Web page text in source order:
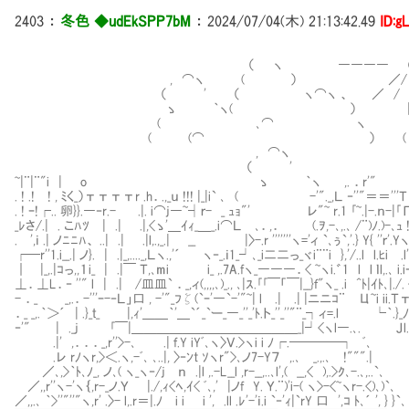
2403 ： 冬色 ◆udEkSPP7bM ： 2024/07/04(木) 21:13:42.49
（ ヽ ―――― ○
, ⌒ヽ ( ） ／/ |
（ ' （ ヽ⌒ヽ 、 ／ / |
ゝ ｀ヽ( ） | (⌒
( ､⌒ ヽ （
( (⌒ ） (
, ⌒ヽ
（ ' .ｒ
~|¨|¨"i | o ゝ ｀ヽ ,. ．r'"
. ! .! ! , ﾐく_）ттттr .h．.,_ｕ !!! |_|i` ､ ( -'"._,Ｌ ‐''"＝
. ! ｰ!┌.. 卵}}.―‐r.- .|. i⌒j―~┤ｒ- _ ｭｮ"' レ"~ r.1 ｢~.|-.ｎ-|
_ﾚさ/.| . こﾊﾂ | .| .|,<ゝ'＿ｲｨ_＿_.i⌒Ｌ ､．,． (.ｦ,-､,.､ /¨)ﾉ.)-､ｭ ! .|〈
. ',ｉ .| ノﾆﾆﾊ、 ..| .| .|l,.,_.| __ |〉-.r '''''''ヽ='ィ `､ぅ`,'.} Y{ ''ｒ'.Yヽiﾆ./'
┌─r''1.i__.| ノ}. | .|_,...._,Ｌヽ.,'´ ヽ‐_.ｉ1_┘､_i二二っ_ヾi¨¨i },'/..l l.ﾋ
｜ |_,.|ｺっ,,１i_ | .|￣ Ｔ,､mi i_ ,.7A.fヽ_―――．< ~ヽi.゛1 l l ｌl,.､
⊥．⊥L．‐ ''" l | .| /皿皿` ．_,ィ(,,,,､)_., ､|ｽ.｢｢￣「￣|__}ｆ"ヽ_ .i ^ﾄ|ｲﾄ､
- ．_ _,.．-'''ｰ-‐Ｌ」口 , -'"_ﾌζ(`ｰ'―`-'"~| l .| .| |ニニｺ¨ Ц~i ii.Ｔтl
．_ _,.｀＞´ | .}_ｔ_ |,ｨ'＿＿｀'＿`´_`ー_―_''_'ﾄ.ト_''_''"¨_┐ィ=.l └｀
‐'" | ._j ｢￣|＿＿＿＿＿＿＿＿＿＿＿＿＿_|┘<ヽl―.､. Ｊl.l ｌ.
.|' ,．．．_,r''>-､ .| ｆ.Y iYﾞ､ヽ〉Ｖ.>ヽi i ﾉ┌.────┐
.レ rﾉヽr,>＜.ヽ,-ﾞ､ ､..|, 〉‐ﾝt ｿヽr">､ノ7-Y７ ,.､
／､,>｀ﾄ､ﾉ_, ノ､( ヽ_ヽ‐/j ｎ .|l ,.-L__l ,r-__,..､l',(
／,,r''ヽ-'ヽ｛,r-_ノ.Ｙ |./,ｨ<ﾍ,ｲ< ﾞ､,' |ノf Y. Ｙ.¨)'i-( ヽ>-<~ヽr-.<)､)`､
／,,.､ ｀>''"''"ヽ,r' .〉- l,.r＝|.ﾉ i i i ', .ll .ﾚ'-'ｉ.i `‐'ｨ|`rY 口 ',ｺ ﾄ､´ ', } }`､